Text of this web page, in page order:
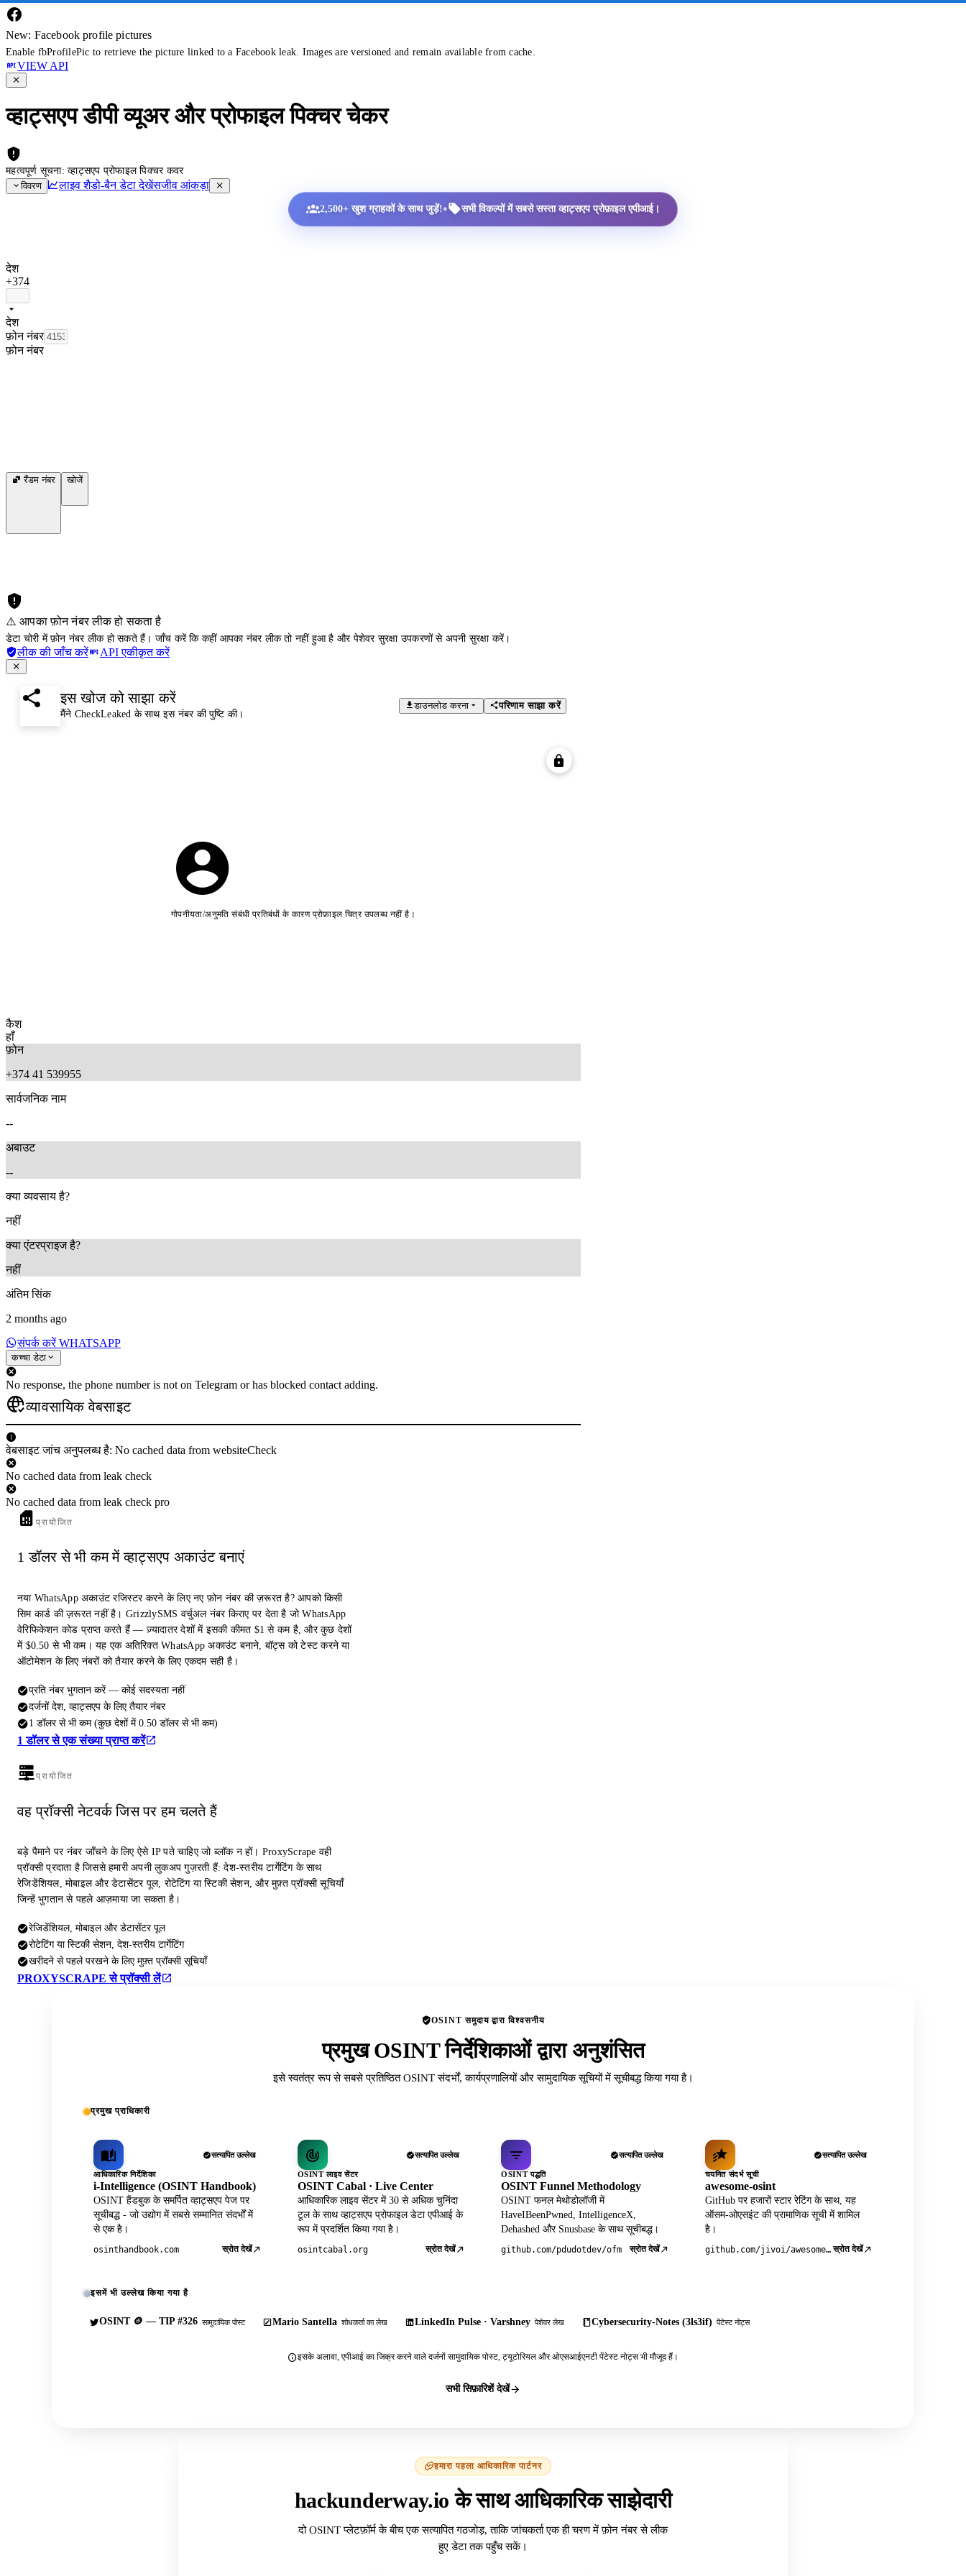
New: Facebook profile pictures
Enable fbProfilePic to retrieve the picture linked to a Facebook leak. Images are versioned and remain available from cache.
VIEW API
व्हाट्सएप डीपी व्यूअर और प्रोफाइल पिक्चर चेकर
महत्वपूर्ण सूचना: व्हाट्सएप प्रोफाइल पिक्चर कवर
विवरण
लाइव शैडो-बैन डेटा देखेंसजीव आंकड़ा
2,500+ खुश ग्राहकों के साथ जुड़ें!• सभी विकल्पों में सबसे सस्ता व्हाट्सएप प्रोफ़ाइल एपीआई।
देश
+374
देश
फ़ोन नंबर
फ़ोन नंबर
रैंडम नंबर खोजें
⚠️ आपका फ़ोन नंबर लीक हो सकता है
डेटा चोरी में फ़ोन नंबर लीक हो सकते हैं। जाँच करें कि कहीं आपका नंबर लीक तो नहीं हुआ है और पेशेवर सुरक्षा उपकरणों से अपनी सुरक्षा करें।
लीक की जाँच करें API एकीकृत करें
इस खोज को साझा करें
मैंने CheckLeaked के साथ इस नंबर की पुष्टि की।
डाउनलोड करना परिणाम साझा करें
गोपनीयता/अनुमति संबंधी प्रतिबंधों के कारण प्रोफ़ाइल चित्र उपलब्ध नहीं है।
कैश
हाँ
फ़ोन
+374 41 539955
सार्वजनिक नाम
--
अबाउट
--
क्या व्यवसाय है?
नहीं
क्या एंटरप्राइज है?
नहीं
अंतिम सिंक
2 months ago
संपर्क करें WHATSAPP
कच्चा डेटा
No response, the phone number is not on Telegram or has blocked contact adding.
व्यावसायिक वेबसाइट
वेबसाइट जांच अनुपलब्ध है: No cached data from websiteCheck
No cached data from leak check
No cached data from leak check pro
प्रायोजित
1 डॉलर से भी कम में व्हाट्सएप अकाउंट बनाएं
नया WhatsApp अकाउंट रजिस्टर करने के लिए नए फ़ोन नंबर की ज़रूरत है? आपको किसी
सिम कार्ड की ज़रूरत नहीं है। GrizzlySMS वर्चुअल नंबर किराए पर देता है जो WhatsApp
वेरिफिकेशन कोड प्राप्त करते हैं — ज़्यादातर देशों में इसकी कीमत $1 से कम है, और कुछ देशों
में $0.50 से भी कम। यह एक अतिरिक्त WhatsApp अकाउंट बनाने, बॉट्स को टेस्ट करने या
ऑटोमेशन के लिए नंबरों को तैयार करने के लिए एकदम सही है।
प्रति नंबर भुगतान करें — कोई सदस्यता नहीं
दर्जनों देश, व्हाट्सएप के लिए तैयार नंबर
1 डॉलर से भी कम (कुछ देशों में 0.50 डॉलर से भी कम)
1 डॉलर से एक संख्या प्राप्त करें
प्रायोजित
वह प्रॉक्सी नेटवर्क जिस पर हम चलते हैं
बड़े पैमाने पर नंबर जाँचने के लिए ऐसे IP पते चाहिए जो ब्लॉक न हों। ProxyScrape वही
प्रॉक्सी प्रदाता है जिससे हमारी अपनी लुकअप गुज़रती हैं: देश-स्तरीय टार्गेटिंग के साथ
रेजिडेंशियल, मोबाइल और डेटासेंटर पूल, रोटेटिंग या स्टिकी सेशन, और मुफ़्त प्रॉक्सी सूचियाँ
जिन्हें भुगतान से पहले आज़माया जा सकता है।
रेजिडेंशियल, मोबाइल और डेटासेंटर पूल
रोटेटिंग या स्टिकी सेशन, देश-स्तरीय टार्गेटिंग
खरीदने से पहले परखने के लिए मुफ़्त प्रॉक्सी सूचियाँ
PROXYSCRAPE से प्रॉक्सी लें
OSINT समुदाय द्वारा विश्वसनीय
प्रमुख OSINT निर्देशिकाओं द्वारा अनुशंसित
इसे स्वतंत्र रूप से सबसे प्रतिष्ठित OSINT संदर्भों, कार्यप्रणालियों और सामुदायिक सूचियों में सूचीबद्ध किया गया है।
प्रमुख प्राधिकारी
सत्यापित उल्लेख
आधिकारिक निर्देशिका
i-Intelligence (OSINT Handbook)
OSINT हैंडबुक के समर्पित व्हाट्सएप पेज पर
सूचीबद्ध - जो उद्योग में सबसे सम्मानित संदर्भों में
से एक है।
osinthandbook.com स्रोत देखें
सत्यापित उल्लेख
OSINT लाइव सेंटर
OSINT Cabal · Live Center
आधिकारिक लाइव सेंटर में 30 से अधिक चुनिंदा
टूल के साथ व्हाट्सएप प्रोफाइल डेटा एपीआई के
रूप में प्रदर्शित किया गया है।
osintcabal.org स्रोत देखें
सत्यापित उल्लेख
OSINT पद्धति
OSINT Funnel Methodology
OSINT फनल मेथोडोलॉजी में
HaveIBeenPwned, IntelligenceX,
Dehashed और Snusbase के साथ सूचीबद्ध।
github.com/pdudotdev/ofm स्रोत देखें
सत्यापित उल्लेख
चयनित संदर्भ सूची
awesome-osint
GitHub पर हजारों स्टार रेटिंग के साथ, यह
ऑसम-ओएसइंट की प्रामाणिक सूची में शामिल
है।
github.com/jivoi/awesome-osint स्रोत देखें
इसमें भी उल्लेख किया गया है
OSINT 🪙 — TIP #326 सामुदायिक पोस्ट Mario Santella शोधकर्ता का लेख LinkedIn Pulse · Varshney पेशेवर लेख Cybersecurity-Notes (3ls3if) पेंटेस्ट नोट्स
इसके अलावा, एपीआई का जिक्र करने वाले दर्जनों सामुदायिक पोस्ट, ट्यूटोरियल और ओएसआईएनटी पेंटेस्ट नोट्स भी मौजूद हैं।
सभी सिफ़ारिशें देखें
हमारा पहला आधिकारिक पार्टनर
hackunderway.io के साथ आधिकारिक साझेदारी
दो OSINT प्लेटफ़ॉर्म के बीच एक सत्यापित गठजोड़, ताकि जांचकर्ता एक ही चरण में फ़ोन नंबर से लीक
हुए डेटा तक पहुँच सकें।